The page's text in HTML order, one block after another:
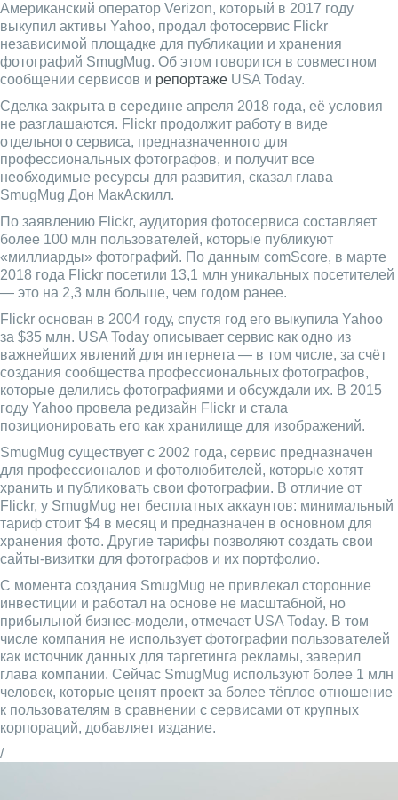
Американский оператор Verizon, который в 2017 году
выкупил активы Yahoo, продал фотосервис Flickr
независимой площадке для публикации и хранения
фотографий SmugMug. Об этом говорится в совместном
сообщении сервисов и репортаже USA Today.
Сделка закрыта в середине апреля 2018 года, её условия
не разглашаются. Flickr продолжит работу в виде
отдельного cервиса, предназначенного для
профессиональных фотографов, и получит все
необходимые ресурсы для развития, сказал глава
SmugMug Дон МакАскилл.
По заявлению Flickr, аудитория фотосервиса составляет
более 100 млн пользователей, которые публикуют
«миллиарды» фотографий. По данным comScore, в марте
2018 года Flickr посетили 13,1 млн уникальных посетителей
— это на 2,3 млн больше, чем годом ранее.
Flickr основан в 2004 году, спустя год его выкупила Yahoo
за $35 млн. USA Today описывает сервис как одно из
важнейших явлений для интернета — в том числе, за счёт
создания сообщества профессиональных фотографов,
которые делились фотографиями и обсуждали их. В 2015
году Yahoo провела редизайн Flickr и стала
позиционировать его как хранилище для изображений.
SmugMug существует с 2002 года, сервис предназначен
для профессионалов и фотолюбителей, которые хотят
хранить и публиковать свои фотографии. В отличие от
Flickr, у SmugMug нет бесплатных аккаунтов: минимальный
тариф стоит $4 в месяц и предназначен в основном для
хранения фото. Другие тарифы позволяют создать свои
сайты-визитки для фотографов и их портфолио.
С момента создания SmugMug не привлекал сторонние
инвестиции и работал на основе не масштабной, но
прибыльной бизнес-модели, отмечает USA Today. В том
числе компания не использует фотографии пользователей
как источник данных для таргетинга рекламы, заверил
глава компании. Сейчас SmugMug используют более 1 млн
человек, которые ценят проект за более тёплое отношение
к пользователям в сравнении с сервисами от крупных
корпораций, добавляет издание.
/